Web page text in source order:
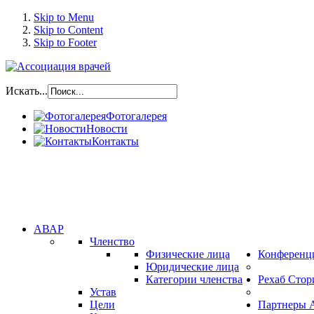
Skip to Menu
Skip to Content
Skip to Footer
Искать...
Фотогалерея
Новости
Контакты
АВАР
Членство
Физические лица
Юридические лица
Категории членства
Устав
Цели
Рехаб
Партнеры